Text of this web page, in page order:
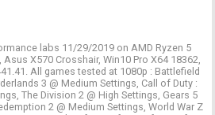
labs 11/29/2019 on AMD Ryzen 5
X570 Crosshair, Win10 Pro X64 18362,
All games tested at 1080p : Battlefield
3 @ Medium Settings, Call of Duty :
The Division 2 @ High Settings, Gears 5
2 @ Medium Settings, World War Z